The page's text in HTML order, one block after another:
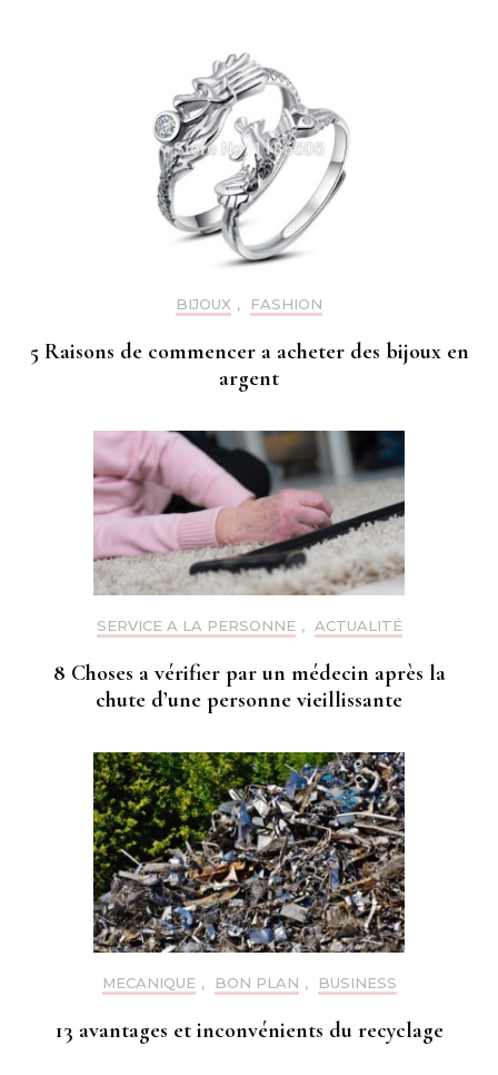
BIJOUX , FASHION
5 Raisons de commencer a acheter des bijoux en
argent
SERVICE A LA PERSONNE , ACTUALITÉ
8 Choses a vérifier par un médecin après la
chute d’une personne vieillissante
MECANIQUE , BON PLAN , BUSINESS
13 avantages et inconvénients du recyclage